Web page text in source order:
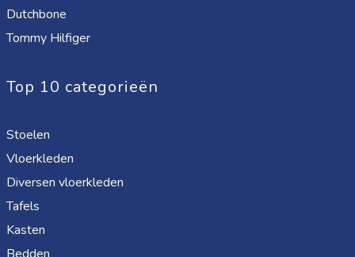
Dutchbone
Tommy Hilfiger
Top 10 categorieën
Stoelen
Vloerkleden
Diversen vloerkleden
Tafels
Kasten